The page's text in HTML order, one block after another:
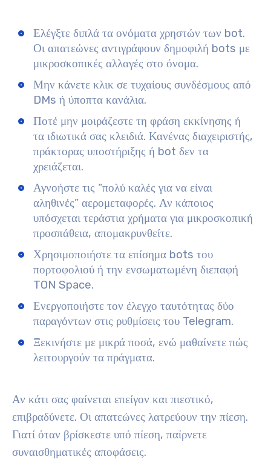
Ελέγξτε διπλά τα ονόματα χρηστών των bot.
Οι απατεώνες αντιγράφουν δημοφιλή bots με
μικροσκοπικές αλλαγές στο όνομα.
Μην κάνετε κλικ σε τυχαίους συνδέσμους από
DMs ή ύποπτα κανάλια.
Ποτέ μην μοιράζεστε τη φράση εκκίνησης ή
τα ιδιωτικά σας κλειδιά. Κανένας διαχειριστής,
πράκτορας υποστήριξης ή bot δεν τα
χρειάζεται.
Αγνοήστε τις “πολύ καλές για να είναι
αληθινές” αερομεταφορές. Αν κάποιος
υπόσχεται τεράστια χρήματα για μικροσκοπική
προσπάθεια, απομακρυνθείτε.
Χρησιμοποιήστε τα επίσημα bots του
πορτοφολιού ή την ενσωματωμένη διεπαφή
TON Space.
Ενεργοποιήστε τον έλεγχο ταυτότητας δύο
παραγόντων στις ρυθμίσεις του Telegram.
Ξεκινήστε με μικρά ποσά, ενώ μαθαίνετε πώς
λειτουργούν τα πράγματα.
Αν κάτι σας φαίνεται επείγον και πιεστικό,
επιβραδύνετε. Οι απατεώνες λατρεύουν την πίεση.
Γιατί όταν βρίσκεστε υπό πίεση, παίρνετε
συναισθηματικές αποφάσεις.